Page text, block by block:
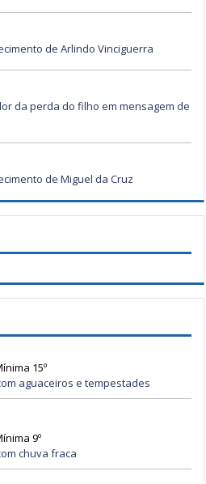
de Arlindo Vinciguerra
da perda do filho em mensagem de
de Miguel da Cruz
15º
aguaceiros e tempestades
9º
chuva fraca